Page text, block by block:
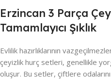
Erzincan 3 Parça
Tamamlayıcı Şıklık
Evlilik hazırlıklarının
çeyizlik hurç setleri, genellikle
oluşur. Bu setler, çiftlere odalarını